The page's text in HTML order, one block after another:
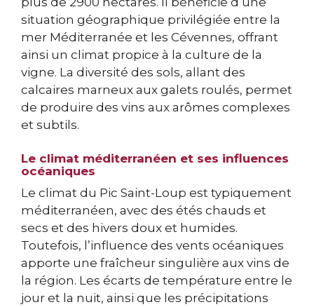
situation géographique privilégiée entre la
mer Méditerranée et les Cévennes, offrant
ainsi un climat propice à la culture de la
vigne. La diversité des sols, allant des
calcaires marneux aux galets roulés, permet
de produire des vins aux arômes complexes
et subtils.
Le climat méditerranéen et ses influences
océaniques
Le climat du Pic Saint-Loup est typiquement
méditerranéen, avec des étés chauds et
secs et des hivers doux et humides.
Toutefois, l’influence des vents océaniques
apporte une fraîcheur singulière aux vins de
la région. Les écarts de température entre le
jour et la nuit, ainsi que les précipitations